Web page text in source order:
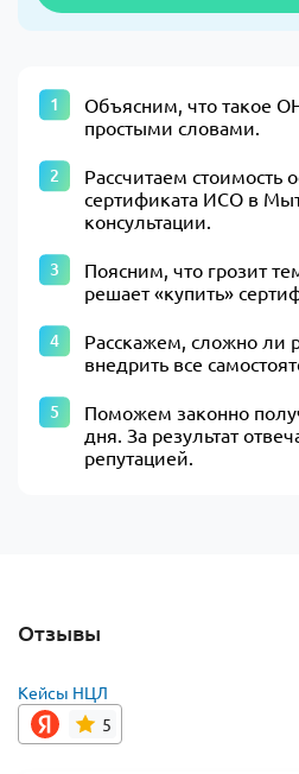
Объясним, что такое
простыми словами.
Рассчитаем стоимость
сертификата ИСО в
консультации.
Поясним, что грозит
решает «купить»
Расскажем, сложно ли
внедрить все
Поможем законно
дня. За результат
репутацией.
Отзывы
Кейсы НЦЛ
5